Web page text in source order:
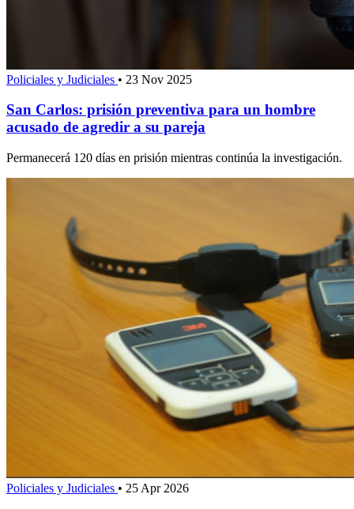
Policiales y Judiciales • 23 Nov 2025
San Carlos: prisión preventiva para un hombre
acusado de agredir a su pareja
Permanecerá 120 días en prisión mientras continúa la investigación.
Policiales y Judiciales • 25 Apr 2026